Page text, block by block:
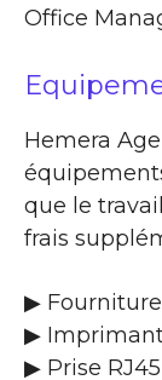
Office
Hemera
que le
frais
▶
▶
▶ Prise RJ45